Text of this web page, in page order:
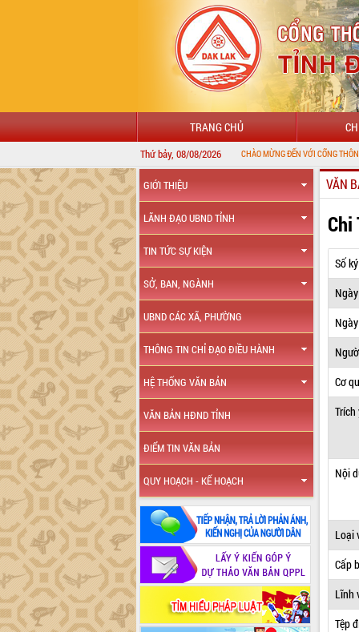
TRANG CHỦ
Thứ bảy, 08/08/2026
GIỚI THIỆU
LÃNH ĐẠO UBND TỈNH
TIN TỨC SỰ KIỆN
SỞ, BAN, NGÀNH
UBND CÁC XÃ, PHƯỜNG
THÔNG TIN CHỈ ĐẠO ĐIỀU HÀNH
HỆ THỐNG VĂN BẢN
VĂN BẢN HĐND TỈNH
ĐIỂM TIN VĂN BẢN
QUY HOẠCH - KẾ HOẠCH
VĂN
Chi
Số
Cơ
Trích
Nội
Loại
Cấp
Lĩnh
Tệp